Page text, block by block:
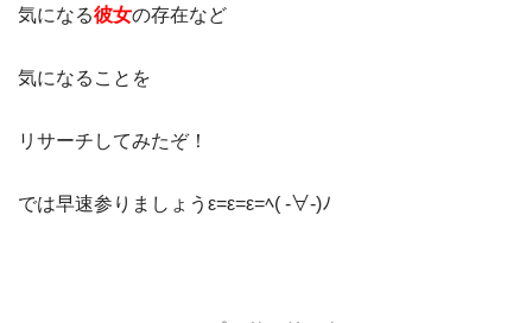
気になる彼女の存在など
気になることを
リサーチしてみたぞ！
では早速参りましょうε=ε=ε=ﾍ( -∀-)ﾉ